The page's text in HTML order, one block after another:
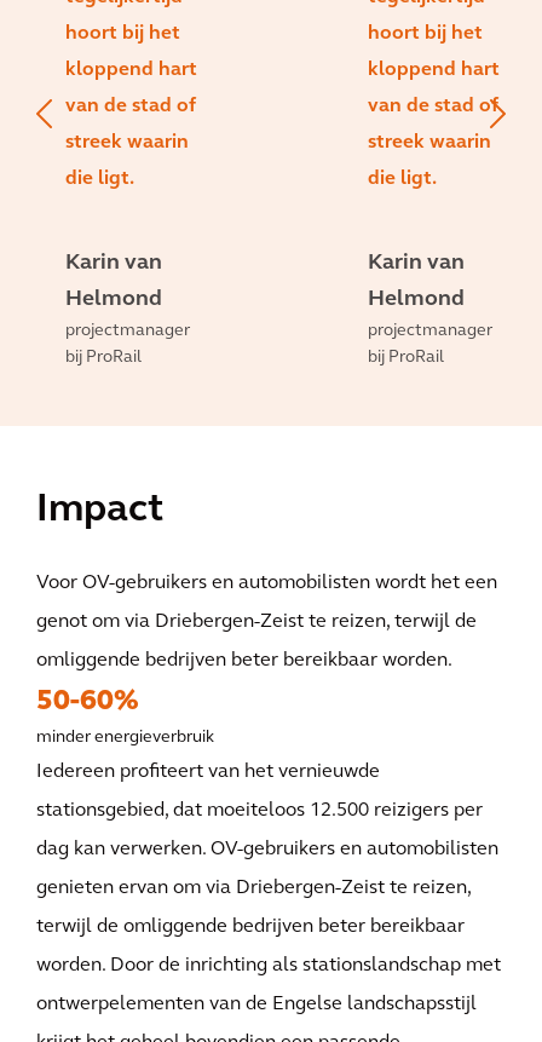
hoort bij het
kloppend hart
van de stad of
streek waarin
die ligt.
Karin van
Helmond
projectmanager
bij ProRail
hoort bij het
kloppend hart
van de stad of
streek waarin
die ligt.
Karin van
Helmond
projectmanager
bij ProRail
Impact
Voor OV-gebruikers en automobilisten wordt het een
genot om via Driebergen-Zeist te reizen, terwijl de
omliggende bedrijven beter bereikbaar worden.
50-60%
minder energieverbruik
Iedereen profiteert van het vernieuwde
stationsgebied, dat moeiteloos 12.500 reizigers per
dag kan verwerken. OV-gebruikers en automobilisten
genieten ervan om via Driebergen-Zeist te reizen,
terwijl de omliggende bedrijven beter bereikbaar
worden. Door de inrichting als stationslandschap met
ontwerpelementen van de Engelse landschapsstijl